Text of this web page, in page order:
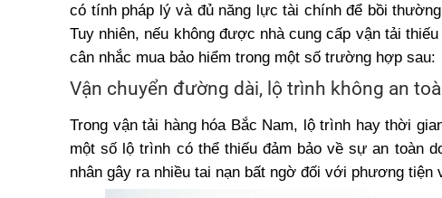
có tính pháp lý và đủ năng lực tài chính để bồi
Tuy nhiên, nếu không được nhà cung cấp vận tải
cân nhắc mua bảo hiểm trong một số trường hợp sau:
Vận chuyển đường dài, lộ trình không an
Trong vận tải hàng hóa Bắc Nam, lộ trình hay thời
một số lộ trình có thể thiếu đảm bảo về sự an toàn
nhân gây ra nhiều tai nạn bất ngờ đối với phương tiện